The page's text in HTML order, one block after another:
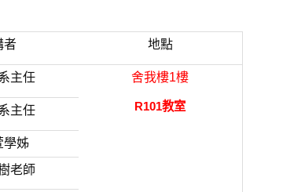
者 地點
主任 舍我樓1樓
R101教室
主任
學姊
老師